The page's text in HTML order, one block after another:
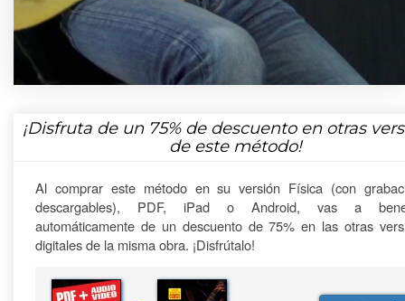
¡Disfruta de un 75%de descuento en otras
de este método!
Al comprar este método en su versión Física (con
descargables), PDF, iPad o Android, vas a
automáticamente de un descuento de 75% en las otras
digitales de la misma obra. ¡Disfrútalo!